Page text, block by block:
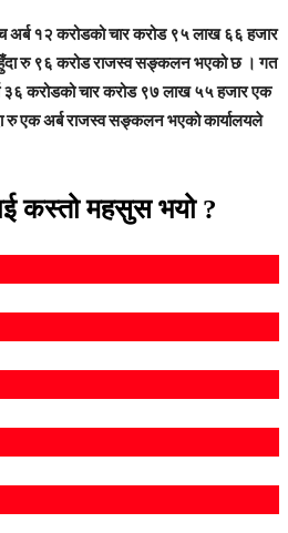
अर्ब १२ करोडको चार करोड ९५ लाख ६६ हजार
रु ९६ करोड राजस्व सङ्कलन भएको छ । गत
३६ करोडको चार करोड ९७ लाख ५५ हजार एक
रु एक अर्ब राजस्व सङ्कलन भएको कार्यालयले
कस्तो महसुस भयो ?